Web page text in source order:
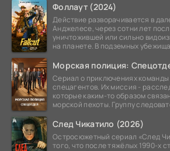
Фоллаут (2024)
Действие разворачивается в
Анджелесе, через сотни лет
уничтожившей или сильно
на планете. В подземных
Морская полиция:
Сериал о приключениях
спецагентов. Их миссия -
которые каким-то образом
морской пехоты. Группу
След Чикатило (2026)
Остросюжетный сериал «След
того, что после тяжёлых 1990-х